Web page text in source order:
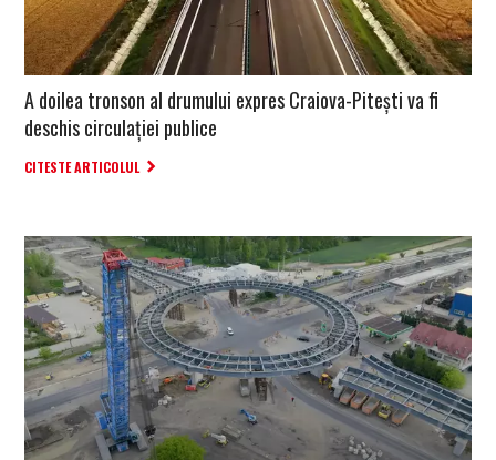
A doilea tronson al drumului expres Craiova-Pitești va fi
deschis circulației publice
CITESTE ARTICOLUL